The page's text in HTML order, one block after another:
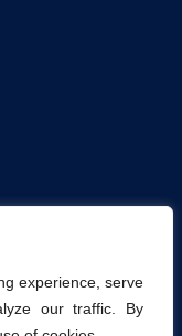
experience, serve
our traffic. By